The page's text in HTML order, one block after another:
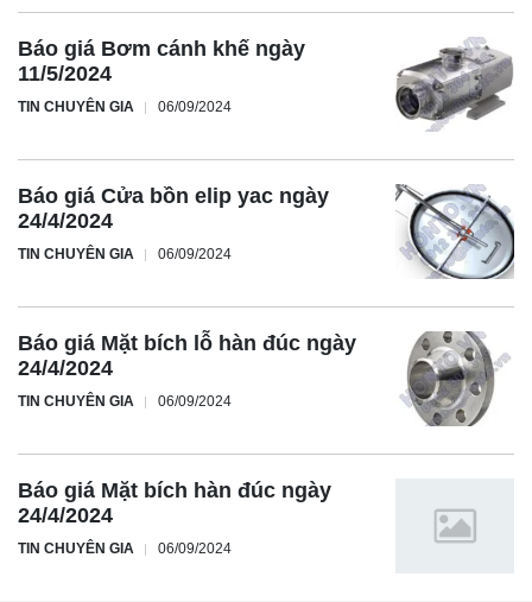
Báo giá Bơm cánh khế ngày
11/5/2024
TIN CHUYÊN GIA 06/09/2024
Báo giá Cửa bồn elip yac ngày
24/4/2024
TIN CHUYÊN GIA 06/09/2024
Báo giá Mặt bích lỗ hàn đúc ngày
24/4/2024
TIN CHUYÊN GIA 06/09/2024
Báo giá Mặt bích hàn đúc ngày
24/4/2024
TIN CHUYÊN GIA 06/09/2024